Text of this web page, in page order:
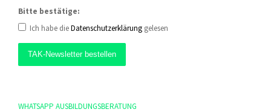
Bitte bestätige:
Ich habe dieDatenschutzerklärung gelesen
WHATSAPP AUSBILDUNGSBERATUNG